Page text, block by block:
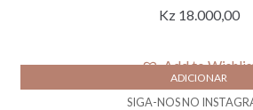
Kz18.000,00
Add to
ADICIONAR
SIGA-NOS NO